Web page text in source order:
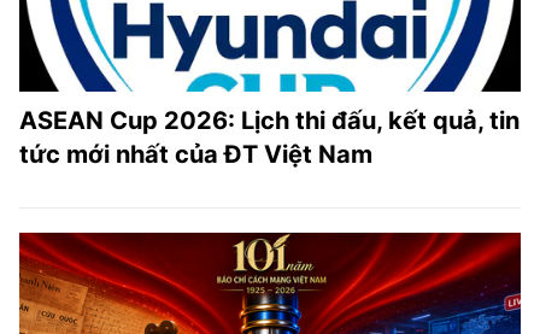
ASEAN Cup 2026: Lịch thi đấu, kết quả, tin
tức mới nhất của ĐT Việt Nam